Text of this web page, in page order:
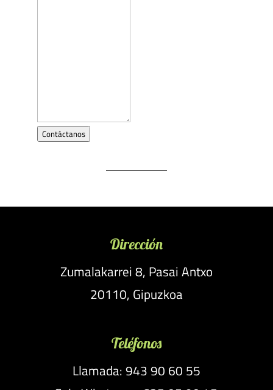
Contáctanos
Dirección
Zumalakarrei 8, Pasai Antxo
20110, Gipuzkoa
Teléfonos
Llamada: 943 90 60 55